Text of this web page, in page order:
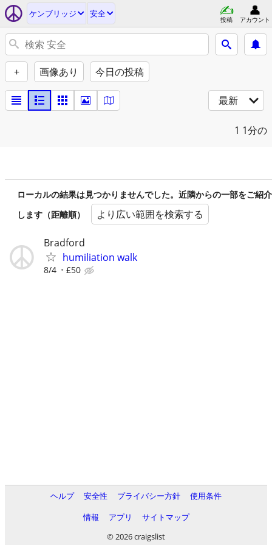
ケンブリッジ 安全
投稿 アカウント
+ 画像あり 今日の投稿
最新
1 1分の
ローカルの結果は見つかりませんでした。近隣からの一部をご紹介
します（距離順）
より広い範囲を検索する
Bradford
humiliation walk
8/4 £50
ヘルプ 安全性 プライバシー方針
使用条件
情報
アプリ
サイトマップ
© 2026 craigslist